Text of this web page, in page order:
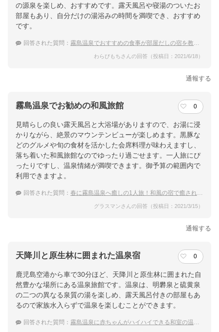
の源泉を楽しめ、おすすめです。露天風呂や寝湯のついたお
部屋もあり、自分だけの湯浴みの時間を満喫でき、おすすめ
です。
回答された質問： 霧島温泉でおすすめの食事が部屋だしの宿を教えてください。
わらびもちさんの回答（投稿日：2021/6/18）
通報する
霧島温泉でお勧めの和風旅館 0
見晴らしの良い露天風呂と大浴場がありますので、お湯に浸
かりながら、絶景のマウンテンビューが楽しめます。黒豚な
どのグルメや旬の食材を活かした会席料理が味わえますし、
落ち着いた和風旅館なのでゆったり過ごせます。一人旅にぴ
ったりですし、温泉情緒が満喫できます。御予算の範囲内で
利用できますよ。
回答された質問： 春に霧島温泉へ癒しの1人旅！和風の宿で癒されたい
グラスマンさんの回答（投稿日：2021/3/15）
通報する
天降川と原生林に囲まれた温泉宿 0
鹿児島空港から車で30分ほど、天降川と原生林に囲まれた自
然豊かな場所にある温泉旅館です。温泉は、明礬泉と硫黄泉
の二つの異なる泉質の湯を楽しめ、露天風呂付きの部屋もあ
るので家族水入らずで温泉を楽しむことができます。
回答された質問： 霧島温泉に赤ちゃんがハイハイできる和室の温泉宿はありますか？